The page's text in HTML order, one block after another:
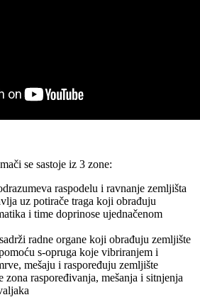
se sastoje iz 3 zone:
raspodelu i ravnanje zemljišta
uz potirače traga koji obrađuju
i time doprinose ujednačenom
radne organe koji obrađuju zemljište
s-opruga koje vibriranjem i
mešaju i raspoređuju zemljište
zona raspoređivanja, mešanja i sitnjenja